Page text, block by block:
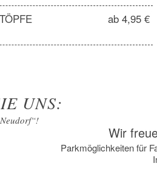
ab 4,95 €
UNS:
Wir
Parkmöglichkeiten für